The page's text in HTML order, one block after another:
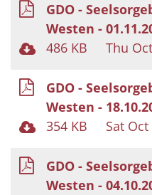
GDO -
Westen -
486 KB
Thu
GDO -
Westen -
354 KB
Sat Oct
GDO -
Westen -